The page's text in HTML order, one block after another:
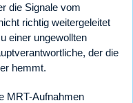
die Signale vom
richtig weitergeleitet
einer ungewollten
der die
hemmt.
MRT-Aufnahmen